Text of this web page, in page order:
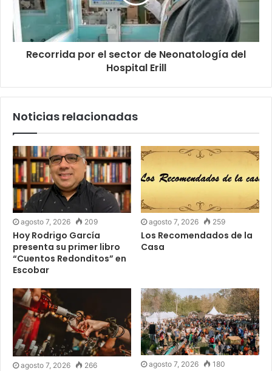
Recorrida por el sector de Neonatología del
Hospital Erill
Noticias relacionadas
agosto 7, 2026 209
Hoy Rodrigo García
presenta su primer libro
“Cuentos Redonditos” en
Escobar
agosto 7, 2026 259
Los Recomendados de la
Casa
agosto 7, 2026 266 agosto 7, 2026 180